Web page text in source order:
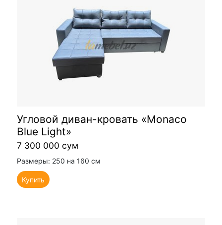
Угловой диван-кровать «Monaco
Blue Light»
7 300 000 сум
Размеры: 250 на 160 см
Купить